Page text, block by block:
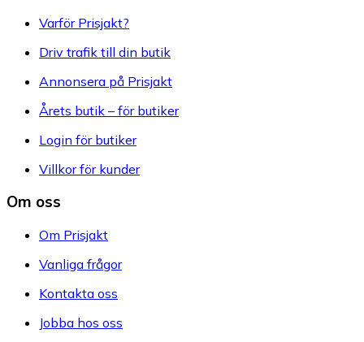
Varför Prisjakt?
Driv trafik till din butik
Annonsera på Prisjakt
Årets butik – för butiker
Login för butiker
Villkor för kunder
Om oss
Om Prisjakt
Vanliga frågor
Kontakta oss
Jobba hos oss